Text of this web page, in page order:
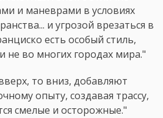
и маневрами в условиях
и угрозой врезаться в
есть особый стиль,
во многих городах мира."
то вниз, добавляют
опыту, создавая трассу,
смелые и осторожные."